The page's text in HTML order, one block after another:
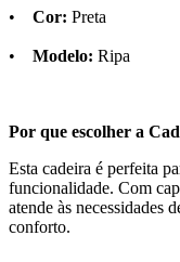
• Cor: Preta
• Modelo: Ripa
Por que escolher a
Esta cadeira é perfeita
funcionalidade. Com
atende às necessidades
conforto.